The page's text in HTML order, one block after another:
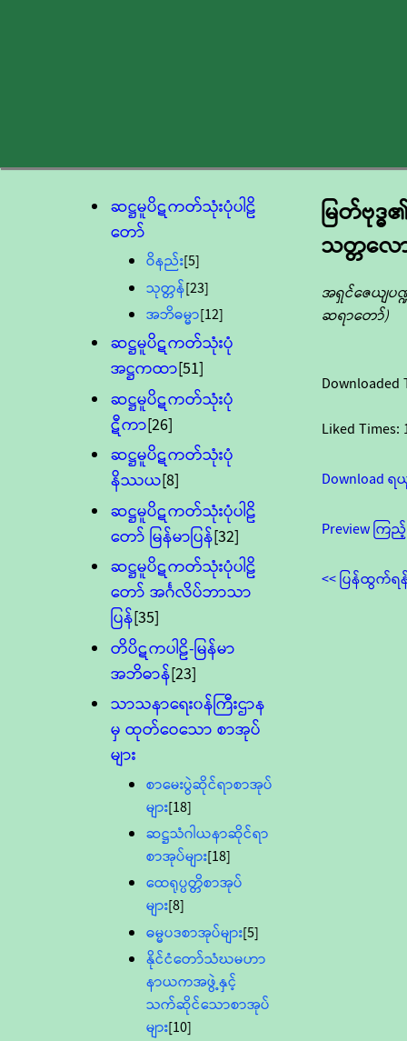
ဆဋ္ဌမူပိဋကတ်သုံးပုံပါဠိ
တော်
ဝိနည်း[5]
သုတ္တန်[23]
အဘိဓမ္မာ[12]
ဆဋ္ဌမူပိဋကတ်သုံးပုံ
အဋ္ဌကထာ[51]
ဆဋ္ဌမူပိဋကတ်သုံးပုံ
ဋီကာ[26]
ဆဋ္ဌမူပိဋကတ်သုံးပုံ
နိဿယ[8]
ဆဋ္ဌမူပိဋကတ်သုံးပုံပါဠိ
တော် မြန်မာပြန်[32]
ဆဋ္ဌမူပိဋကတ်သုံးပုံပါဠိ
တော် အင်္ဂလိပ်ဘာသာ
ပြန်[35]
တိပိဋကပါဠိ-မြန်မာ
အဘိဓာန်[23]
သာသနာရေး၀န်ကြီးဌာန
မှ ထုတ်ဝေသော စာအုပ်
များ
စာမေးပွဲဆိုင်ရာစာအုပ်
များ[18]
ဆဋ္ဌသံဂါယနာဆိုင်ရာ
စာအုပ်များ[18]
ထေရုပ္ပတ္တိစာအုပ်
များ[8]
ဓမ္မပဒစာအုပ်များ[5]
နိုင်ငံတော်သံဃမဟာ
နာယကအဖွဲ့နှင့်
သက်ဆိုင်သောစာအုပ်
များ[10]
မြတ်ဗုဒ္
သတ္တလေ
အရှင်ဇေယျပ
ဆရာတော်)
Downloaded
Liked Times:
Download
Preview ကြ
<< ပြန်ထွက်ရ